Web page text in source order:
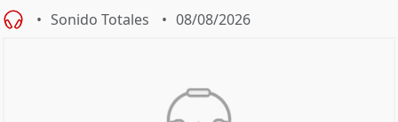
Sonido Totales 08/08/2026